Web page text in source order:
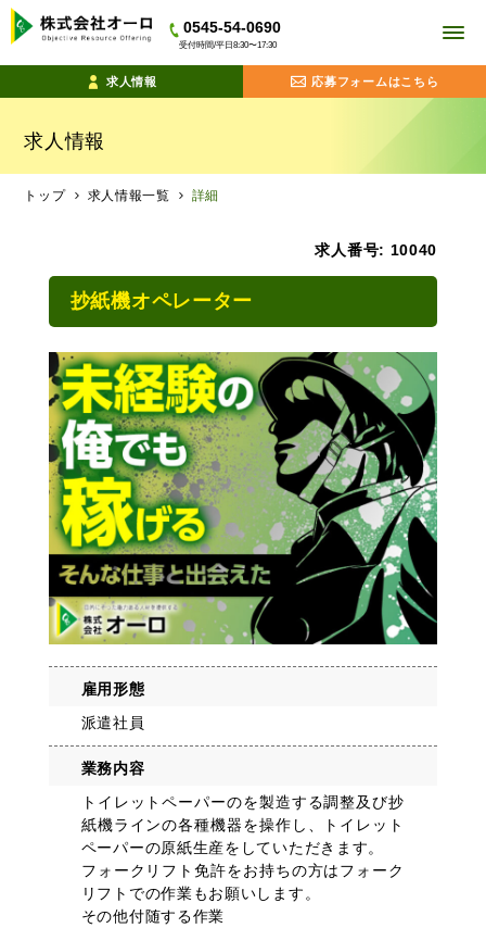
0545-54-0690
受付時間/平日8:30〜17:30
求人情報 応募フォームはこちら
求人情報
トップ 求人情報一覧 詳細
求人番号: 10040
抄紙機オペレーター
雇用形態
派遣社員
業務内容
トイレットペーパーのを製造する調整及び抄
紙機ラインの各種機器を操作し、トイレット
ペーパーの原紙生産をしていただきます。
フォークリフト免許をお持ちの方はフォーク
リフトでの作業もお願いします。
その他付随する作業